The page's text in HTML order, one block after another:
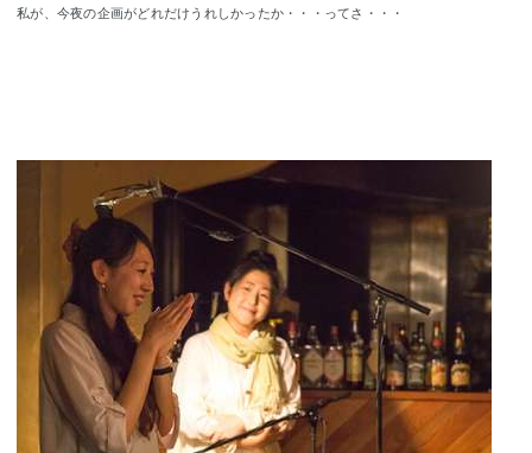
私が、今夜の企画がどれだけうれしかったか・・・ってさ・・・